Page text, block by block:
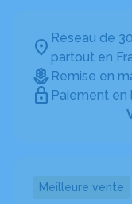
Réseau de
partout en
Remise en
Paiement en
Meilleure vente